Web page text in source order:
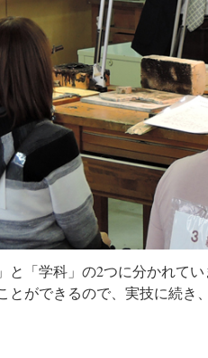
と「学科」の2つに分かれて
とができるので、実技に続き